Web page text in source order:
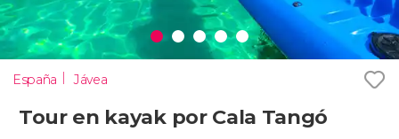
España Jávea
Tour en kayak por Cala Tangó